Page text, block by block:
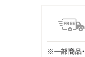
※一部商品